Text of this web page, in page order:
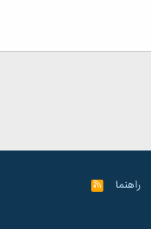
راهنما
R
S